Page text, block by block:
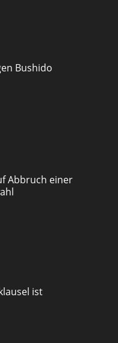
Bushido
Abbruch einer
ist